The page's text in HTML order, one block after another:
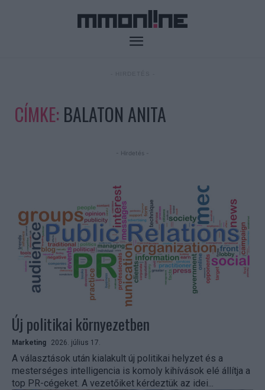
CÍMKE: BALATON ANITA
- Hirdetés -
Új politikai környezetben
Marketing 2026. július 17.
A választások után kialakult új politikai helyzet és a
mesterséges intelligencia is komoly kihívások elé állítja a
top PR-cégeket. A vezetőiket kérdeztük az idei...